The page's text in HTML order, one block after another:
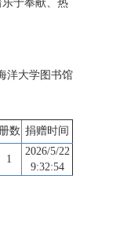
于奉献、热
洋大学图书馆
数 捐赠时间
1
2026/5/22
9:32:54